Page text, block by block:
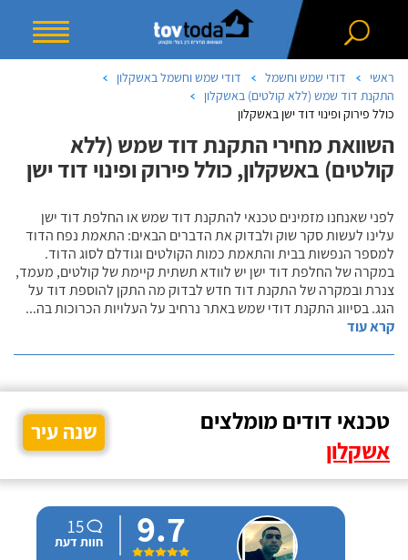
ראשי דודי שמש וחשמל
דודי שמש וחשמל באשקלון
התקנת דוד שמש (ללא קולטים) באשקלון
כולל פירוק ופינוי דוד ישן באשקלון
השוואת מחירי התקנת דוד שמש (ללא
קולטים) באשקלון, כולל פירוק ופינוי דוד ישן
לפני שאנחנו מזמינים טכנאי להתקנת דוד שמש או החלפת דוד ישן
עלינו לעשות סקר שוק ולבדוק את הדברים הבאים: התאמת נפח הדוד
למספר הנפשות בבית והתאמת כמות הקולטים וגודלם לסוג הדוד.
במקרה של החלפת דוד ישן יש לוודא תשתית קיימת של קולטים, מעמד,
צנרת ובמקרה של התקנת דוד חדש לבדוק מה התקן להוספת דוד על
הגג. בסיווג התקנת דודי שמש באתר נרחיב על העלויות הכרוכות בה...
קרא עוד
טכנאי דודים מומלצים
אשקלון
שנה עיר
9.7
15
חוות דעת